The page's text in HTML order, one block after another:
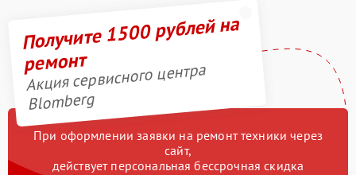
Получите 1500 рублей на
ремонт
Акция сервисного центра
Blomberg
При оформлении заявки на ремонт техники через
сайт,
действует персональная бессрочная скидка